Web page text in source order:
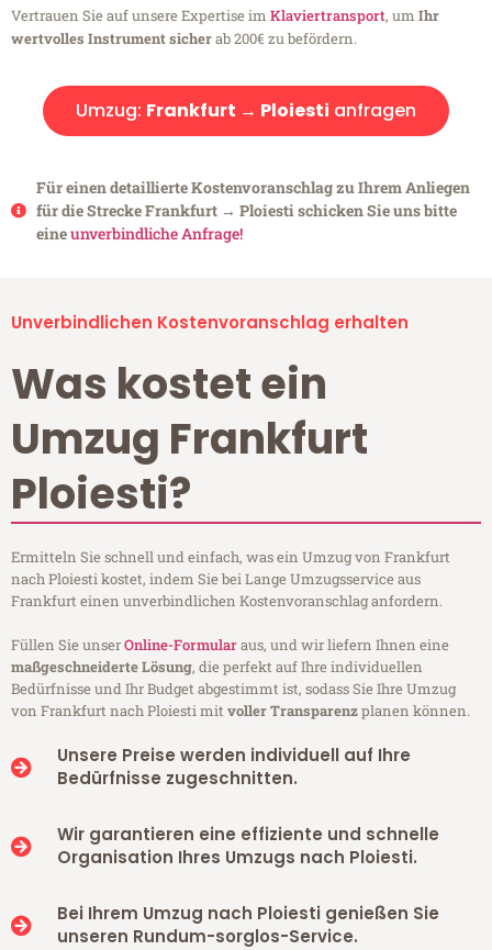
Vertrauen Sie auf unsere Expertise im Klaviertransport, um Ihr
wertvolles Instrument sicherab 200€ zu befördern.
Umzug: Frankfurt → Ploiesti anfragen
Für einen detaillierte Kostenvoranschlag zu Ihrem Anliegen
für die Strecke Frankfurt → Ploiesti schicken Sie uns bitte
eineunverbindliche Anfrage!
Unverbindlichen Kostenvoranschlag erhalten
Was kostet ein
Umzug Frankfurt
Ploiesti?
Ermitteln Sie schnell und einfach, was ein Umzug von Frankfurt
nach Ploiesti kostet, indem Sie bei Lange Umzugsservice aus
Frankfurt einen unverbindlichen Kostenvoranschlag anfordern.
Füllen Sie unserOnline-Formularaus, und wir liefern Ihnen eine
maßgeschneiderte Lösung, die perfekt auf Ihre individuellen
Bedürfnisse und Ihr Budget abgestimmt ist, sodass Sie Ihre Umzug
von Frankfurt nach Ploiesti mitvoller Transparenzplanen können.
Unsere Preise werden individuell auf Ihre
Bedürfnisse zugeschnitten.
Wir garantieren eine effiziente und schnelle
Organisation Ihres Umzugs nach Ploiesti.
Bei Ihrem Umzug nach Ploiesti genießen Sie
unseren Rundum-sorglos-Service.